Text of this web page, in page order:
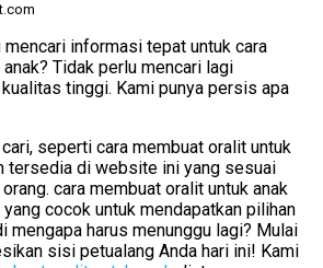
mencari informasi tepat untuk cara
Tidak perlu mencari lagi
tinggi. Kami punya persis apa
seperti cara membuat oralit untuk
tersedia di website ini yang sesuai
cara membuat oralit untuk anak
cocok untuk mendapatkan pilihan
mengapa harus menunggu lagi? Mulai
sisi petualang Anda hari ini! Kami